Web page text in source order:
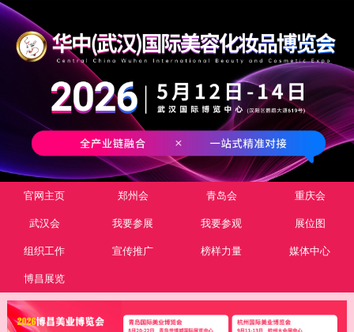
官网主页 郑州会 青岛会 重庆会
武汉会 我要参展 我要参观 展位图
组织工作 宣传推广 榜样力量 媒体中心
博昌展览